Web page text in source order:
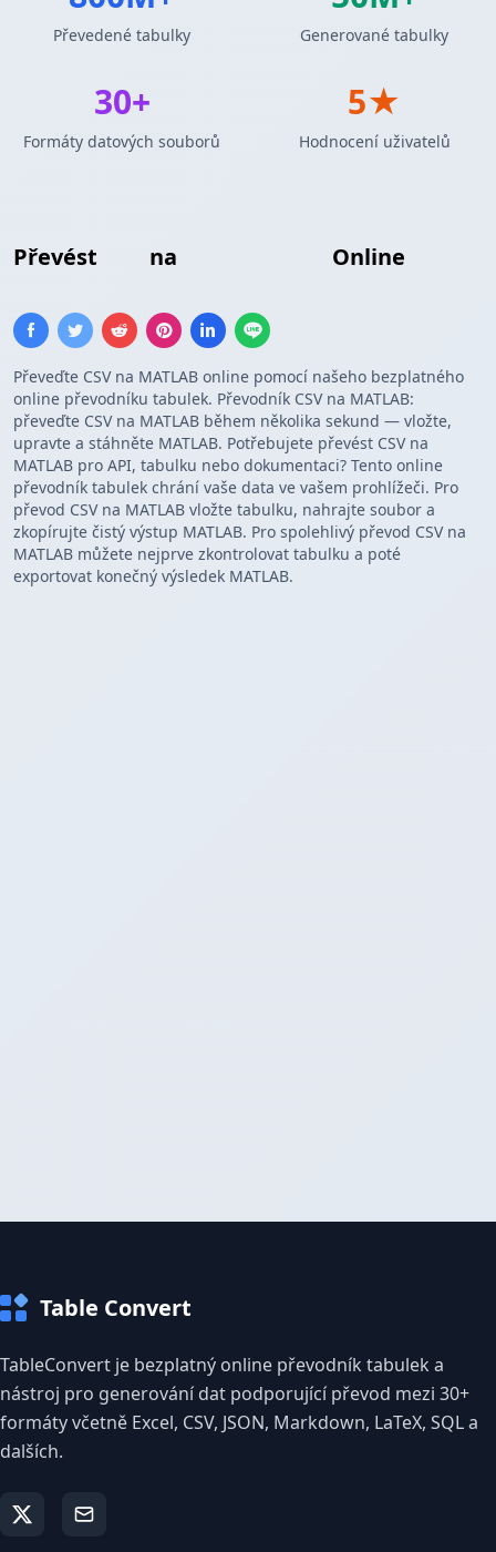
Převést na Online
Převeďte CSV na MATLAB online pomocí našeho bezplatného
online převodníku tabulek. Převodník CSV na MATLAB:
převeďte CSV na MATLAB během několika sekund — vložte,
upravte a stáhněte MATLAB. Potřebujete převést CSV na
MATLAB pro API, tabulku nebo dokumentaci? Tento online
převodník tabulek chrání vaše data ve vašem prohlížeči. Pro
převod CSV na MATLAB vložte tabulku, nahrajte soubor a
zkopírujte čistý výstup MATLAB. Pro spolehlivý převod CSV na
MATLAB můžete nejprve zkontrolovat tabulku a poté
exportovat konečný výsledek MATLAB.
Převedené tabulky Generované tabulky
30+
Formáty datových souborů
5★
Hodnocení uživatelů
Table Convert
TableConvert je bezplatný online převodník tabulek a
nástroj pro generování dat podporující převod mezi 30+
formáty včetně Excel, CSV, JSON, Markdown, LaTeX, SQL a
dalších.